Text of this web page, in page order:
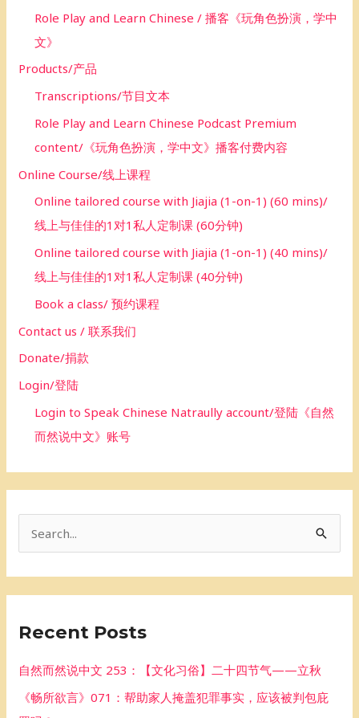
Role Play and Learn Chinese / 播客《玩角色扮演，学中
文》
Products/产品
Transcriptions/节目文本
Role Play and Learn Chinese Podcast Premium
content/《玩角色扮演，学中文》播客付费内容
Online Course/线上课程
Online tailored course with Jiajia (1-on-1) (60 mins)/
线上与佳佳的1对1私人定制课 (60分钟)
Online tailored course with Jiajia (1-on-1) (40 mins)/
线上与佳佳的1对1私人定制课 (40分钟)
Book a class/ 预约课程
Contact us / 联系我们
Donate/捐款
Login/登陆
Login to Speak Chinese Natraully account/登陆《自然
而然说中文》账号
c
f
Recent Posts
自然而然说中文 253：【文化习俗】二十四节气——立秋
《畅所欲言》071：帮助家人掩盖犯罪事实，应该被判包庇